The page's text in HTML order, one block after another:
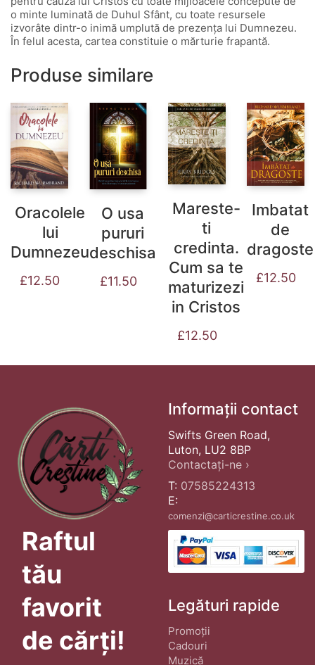
o minte luminată de Duhul Sfânt, cu toate resursele
izvorâte dintr-o inimă umplută de prezența lui Dumnezeu.
În felul acesta, cartea constituie o mărturie frapantă.
Produse similare
Oracolele
lui
Dumnezeu
£12.50
O usa
pururi
deschisa
£11.50
Mareste-
ti
credinta.
Cum sa te
maturizezi
in Cristos
£12.50
Imbatat
de
dragoste
£12.50
Raftul
tău
favorit
de cărți!
Informații contact
Swifts Green Road,
Luton, LU2 8BP
Contactați-ne ›
T: 07585224313
E:
comenzi@carticrestine.co.uk
Legături rapide
Promoții
Cadouri
Muzică